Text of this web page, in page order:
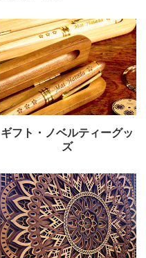
ギフト・ノベルティーグッ
ズ